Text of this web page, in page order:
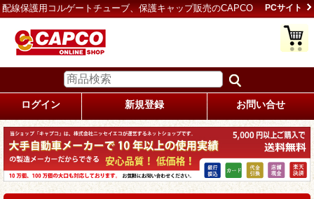
配線保護用コルゲートチューブ、保護キャップ販売のCAPCO PCサイト
ログイン 新規登録 お問い合せ